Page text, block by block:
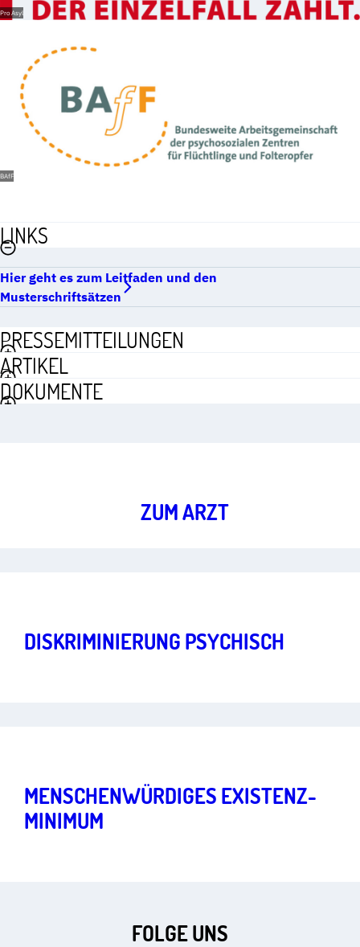
Pro Asyl
BAfF
LINKS
Hier geht es zum Leitfaden und den
Musterschriftsätzen
PRESSEMITTEILUNGEN
ARTIKEL
DOKUMENTE
­ZUM ARZT
DISKRIMINIERUNG PSYCHISCH
MENSCHEN­WÜRDIGES EXISTENZ­
MINI­MUM
FOLGE UNS